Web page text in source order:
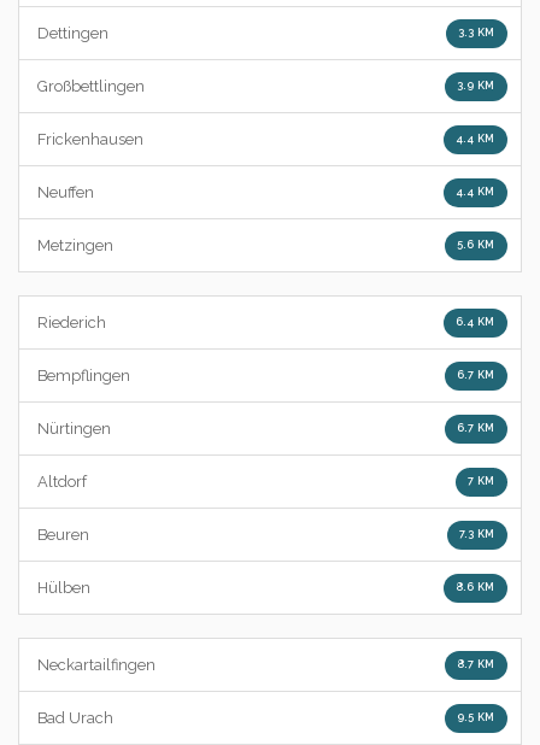
Dettingen 3.3 KM
Großbettlingen 3.9 KM
Frickenhausen 4.4 KM
Neuffen 4.4 KM
Metzingen 5.6 KM
Riederich 6.4 KM
Bempflingen 6.7 KM
Nürtingen 6.7 KM
Altdorf 7 KM
Beuren 7.3 KM
Hülben 8.6 KM
Neckartailfingen 8.7 KM
Bad Urach 9.5 KM